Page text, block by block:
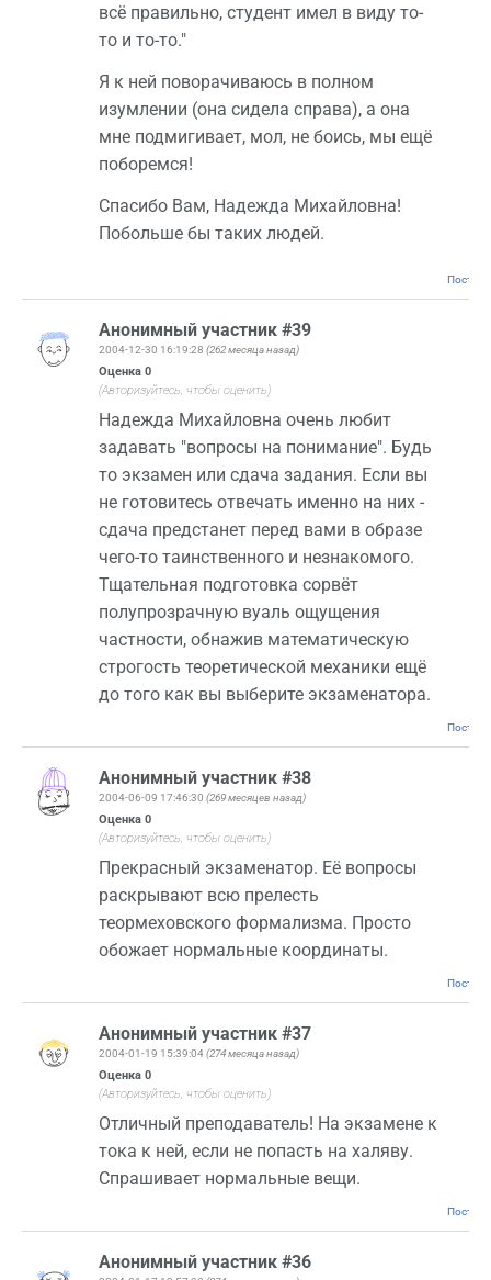
всё правильно, студент имел в виду то-
то и то-то."
Я к ней поворачиваюсь в полном
изумлении (она сидела справа), а она
мне подмигивает, мол, не боись, мы ещё
поборемся!
Спасибо Вам, Надежда Михайловна!
Побольше бы таких людей.
Анонимный участник #39
2004-12-30 16:19:28 (262 месяца назад)
Оценка 0
(Авторизуйтесь, чтобы оценить)
Надежда Михайловна очень любит
задавать "вопросы на понимание". Будь
то экзамен или сдача задания. Если вы
не готовитесь отвечать именно на них -
сдача предстанет перед вами в образе
чего-то таинственного и незнакомого.
Тщательная подготовка сорвёт
полупрозрачную вуаль ощущения
частности, обнажив математическую
строгость теоретической механики ещё
до того как вы выберите экзаменатора.
Анонимный участник #38
2004-06-09 17:46:30 (269 месяцев назад)
Оценка 0
(Авторизуйтесь, чтобы оценить)
Прекрасный экзаменатор. Её вопросы
раскрывают всю прелесть
теормеховского формализма. Просто
обожает нормальные координаты.
Анонимный участник #37
2004-01-19 15:39:04(274 месяца назад)
Оценка 0
(Авторизуйтесь, чтобы оценить)
Отличный преподаватель! На экзамене к
тока к ней, если не попасть на халяву.
Спрашивает нормальные вещи.
Анонимный участник #36